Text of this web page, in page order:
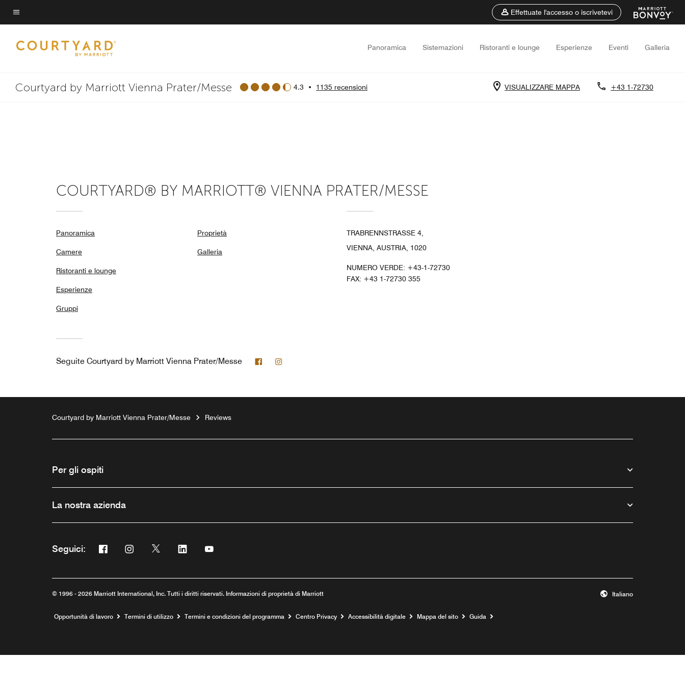
Skip
to
content
Testo del menu
Effettuate l'accesso o iscrivetevi
Panoramica Sistemazioni Ristoranti e lounge Esperienze Eventi Galleria
Courtyard by Marriott Vienna Prater/Messe 4.3 • 1135 recensioni VISUALIZZARE MAPPA +43 1-72730
COURTYARD® BY MARRIOTT® VIENNA PRATER/MESSE
Panoramica
Camere
Ristoranti e lounge
Esperienze
Gruppi
Proprietà
Galleria
TRABRENNSTRASSE 4,
VIENNA, AUSTRIA, 1020
NUMERO VERDE: +43-1-72730
FAX: +43 1-72730 355
Seguite Courtyard by Marriott Vienna Prater/Messe Facebook
Courtyard by Marriott Vienna Prater/Messe Reviews
Per gli ospiti
La nostra azienda
Seguici: Facebook
Opens a new window
Instagram
Opens a new window
Twitter
Opens a new window
Linkedin
Opens a new window
Opens a new window
© 1996 - 2026 Marriott International, Inc. Tutti i diritti riservati. Informazioni di proprietà di Marriott Italiano
Opportunità di lavoro Opens a new window
Termini di utilizzo Termini e condizioni del programma Centro Privacy Accessibilità digitale Mappa del sito Guida